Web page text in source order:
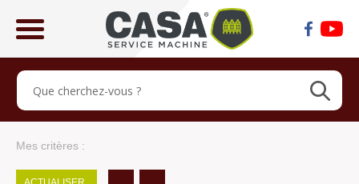
Mes critères :